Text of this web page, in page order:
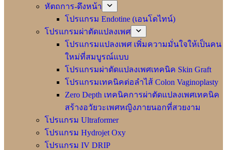
หัตถการ-ดึงหน้า
โปรแกรม Endotine (เอนโดไทน์)
โปรแกรมผ่าตัดแปลงเพศ
โปรแกรมแปลงเพศ เพิ่มความมั่นใจให้เป็นคน
ใหม่ที่สมบูรณ์แบบ
โปรแกรมผ่าตัดแปลงเพศเทคนิค Skin Graft
โปรแกรมเทคนิคต่อลำไส้ Colon Vaginoplasty
Zero Depth เทคนิคการผ่าตัดแปลงเพศเทคนิค
สร้างอวัยวะเพศหญิงภายนอกที่สวยงาม
โปรแกรม Ultraformer
โปรแกรม Hydrojet Oxy
โปรแกรม IV DRIP